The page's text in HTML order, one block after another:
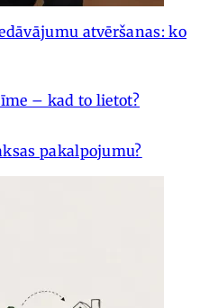
atvēršanas: ko
– kad to lietot?
pakalpojumu?